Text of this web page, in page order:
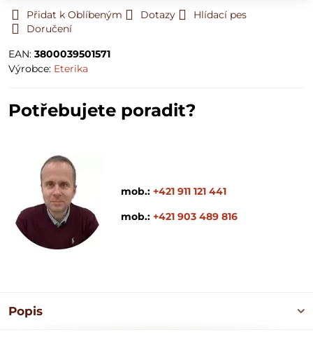
Přidat k Oblíbeným Dotazy
Hlídací pes
Doručení
EAN: 3800039501571
Výrobce: Eterika
Potřebujete poradit?
mob.: +421 911 121 441
mob.: +421 903 489 816
Popis